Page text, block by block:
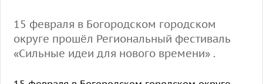
15 февраля в Богородском городском
округе прошёл Региональный фестиваль
«Сильные идеи для нового времени» .